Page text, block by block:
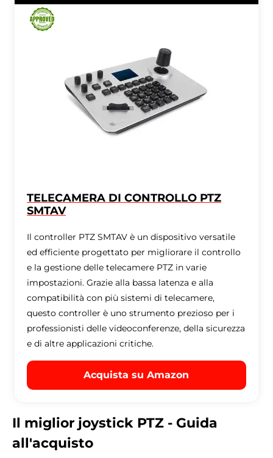
TELECAMERA DI CONTROLLO PTZ
SMTAV
Il controller PTZ SMTAV è un dispositivo versatile
ed efficiente progettato per migliorare il controllo
e la gestione delle telecamere PTZ in varie
impostazioni. Grazie alla bassa latenza e alla
compatibilità con più sistemi di telecamere,
questo controller è uno strumento prezioso per i
professionisti delle videoconferenze, della sicurezza
e di altre applicazioni critiche.
Acquista su Amazon
Il miglior joystick PTZ - Guida
all'acquisto